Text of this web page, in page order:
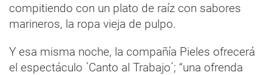
compitiendo con un plato de raíz con sabores
marineros, la ropa vieja de pulpo.
Y esa misma noche, la compañía Pieles ofrecerá
el espectáculo `Canto al Trabajo´; “una ofrenda